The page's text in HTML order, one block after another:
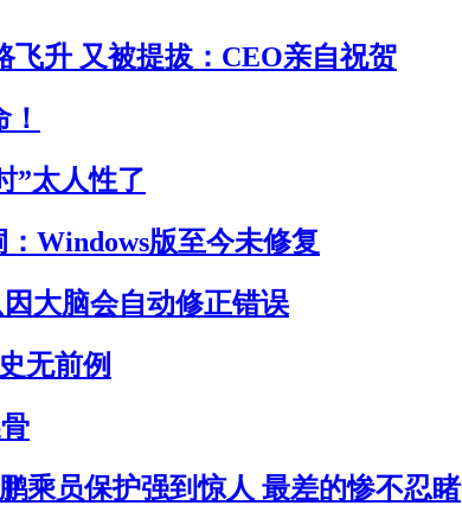
升 又被提拔：CEO亲自祝贺
”太人性了
Windows版至今未修复
大脑会自动修正错误
无前例
乘员保护强到惊人 最差的惨不忍睹